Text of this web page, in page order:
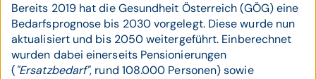
Bereits 2019 hat die Gesundheit Österreich (GÖG) eine
Bedarfsprognose bis 2030 vorgelegt. Diese wurde nun
aktualisiert und bis 2050 weitergeführt. Einberechnet
wurden dabei einerseits Pensionierungen
("Ersatzbedarf", rund 108.000 Personen) sowie